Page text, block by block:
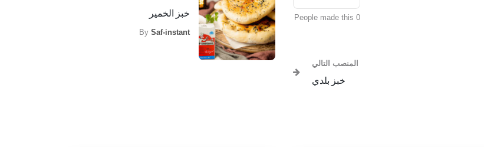
0 People made this
المنصب التالي
خبز بلدي
خبز الخمير
By Saf-instant